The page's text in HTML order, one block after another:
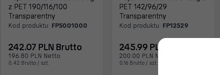
z PET 190/116/100
Transparentny
Kod produktu: FP5001000
242.07 PLN Brutto
196.80 PLN Netto
0.42 Brutto / szt.
PET 142/96/29
Transparentny
Kod produktu: FP12529
245.99 PLN Brutto
200.00 PLN Netto
0.16 Brutto / szt.